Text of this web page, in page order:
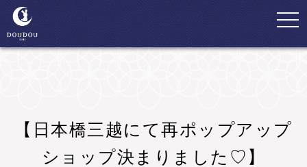
【日本橋三越にて再ポップアップ
ショップ決まりました♡】